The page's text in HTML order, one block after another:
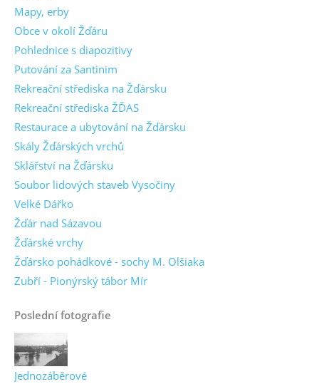
Mapy, erby
Obce v okolí Žďáru
Pohlednice s diapozitivy
Putování za Santinim
Rekreační střediska na Žďársku
Rekreační střediska ŽĎAS
Restaurace a ubytování na Žďársku
Skály Žďárských vrchů
Sklářství na Žďársku
Soubor lidových staveb Vysočiny
Velké Dářko
Žďár nad Sázavou
Žďárské vrchy
Žďársko pohádkové - sochy M. Olšiaka
Zubří - Pionýrský tábor Mír
Poslední fotografie
Jednozáběrové